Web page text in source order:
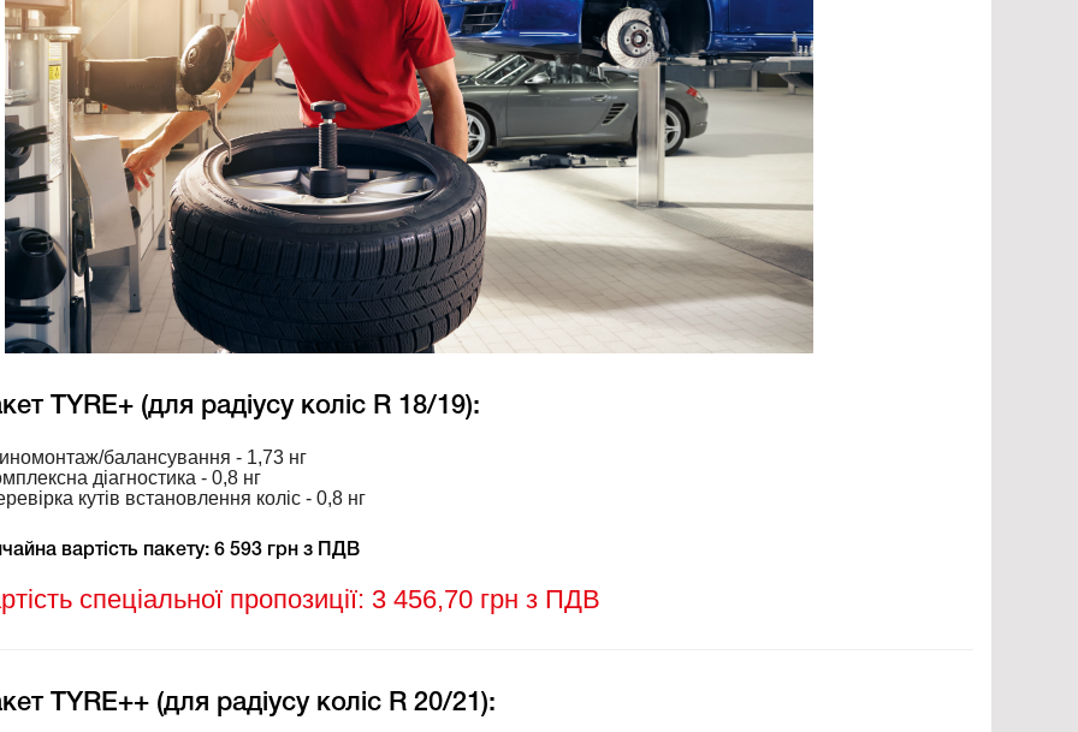
TYRE+ (для радіусу коліс R 18/19):
балансування - 1,73 нг
діагностика - 0,8 нг
кутів встановлення коліс - 0,8 нг
вартість пакету: 6 593 грн з ПДВ
спеціальної пропозиції: 3 456,70 грн з ПДВ
TYRE++ (для радіусу коліс R 20/21):